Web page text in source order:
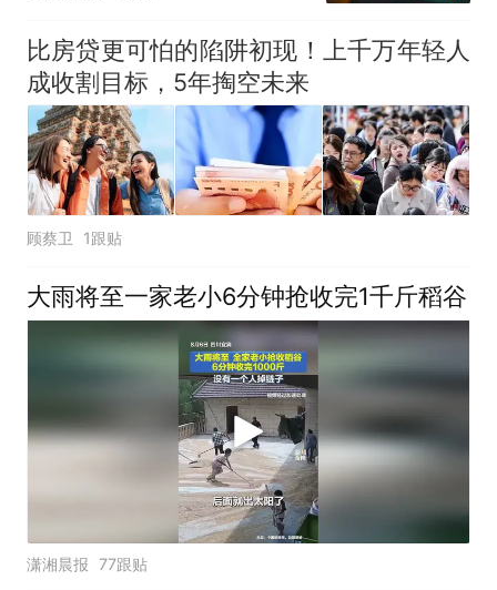
比房贷更可怕的陷阱初现！上千万年轻人
成收割目标，5年掏空未来
顾蔡卫 1跟贴
大雨将至一家老小6分钟抢收完1千斤稻谷
潇湘晨报 77跟贴